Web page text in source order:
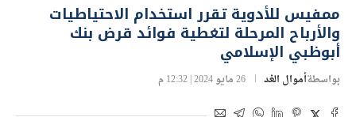
ممفيس للأدوية تقرر استخدام الاحتياطيات
والأرباح المرحلة لتغطية فوائد قرض بنك
أبوظبي الإسلامي
بواسطةأموال الغد 26 مايو 2024 | 12:32 م